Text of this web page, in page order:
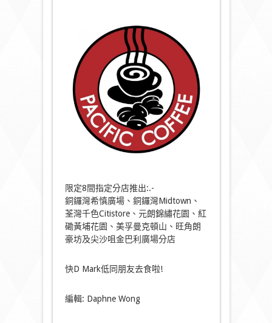
限定8間指定分店推出:.-
銅鑼灣希慎廣場、銅鑼灣Midtown、
荃灣千色Citistore、元朗錦繡花園、紅
磡黃埔花園、美孚曼克頓山、旺角朗
豪坊及尖沙咀金巴利廣場分店
快D Mark低同朋友去食啦!
編輯: Daphne Wong